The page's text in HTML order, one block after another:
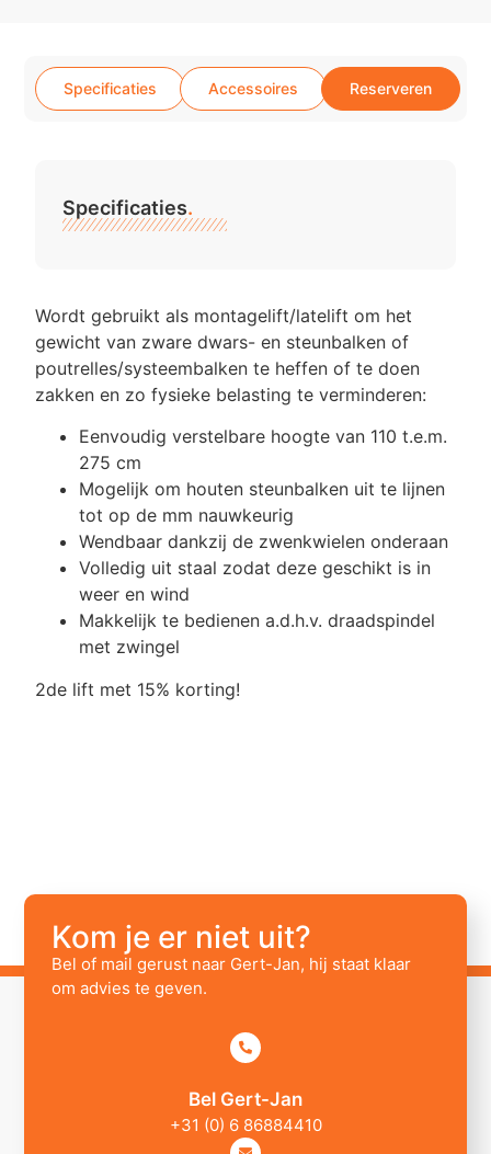
Specificaties Accessoires Reserveren
Wordt gebruikt als montagelift/latelift om het
gewicht van zware dwars- en steunbalken of
poutrelles/systeembalken te heffen of te doen
zakken en zo fysieke belasting te verminderen:
Eenvoudig verstelbare hoogte van 110 t.e.m.
275 cm
Mogelijk om houten steunbalken uit te lijnen
tot op de mm nauwkeurig
Wendbaar dankzij de zwenkwielen onderaan
Volledig uit staal zodat deze geschikt is in
weer en wind
Makkelijk te bedienen a.d.h.v. draadspindel
met zwingel
2de lift met 15% korting!
Specificaties.
Kom je er niet uit?
Bel of mail gerust naar Gert-Jan, hij staat klaar
om advies te geven.
Bel Gert-Jan
+31 (0) 6 86884410